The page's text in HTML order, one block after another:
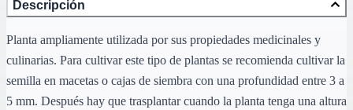
Descripción
Planta ampliamente utilizada por sus propiedades medicinales y
culinarias. Para cultivar este tipo de plantas se recomienda cultivar la
semilla en macetas o cajas de siembra con una profundidad entre 3 a
5 mm. Después hay que trasplantar cuando la planta tenga una altura